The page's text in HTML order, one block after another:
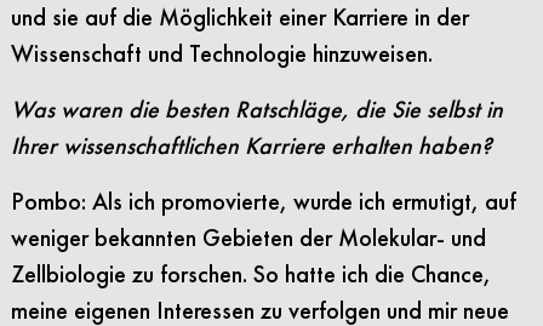
und sie auf die Möglichkeit einer Karriere in der
Wissenschaft und Technologie hinzuweisen.
Was waren die besten Ratschläge, die Sie selbst in
Ihrer wissenschaftlichen Karriere erhalten haben?
Pombo: Als ich promovierte, wurde ich ermutigt, auf
weniger bekannten Gebieten der Molekular- und
Zellbiologie zu forschen. So hatte ich die Chance,
meine eigenen Interessen zu verfolgen und mir neue